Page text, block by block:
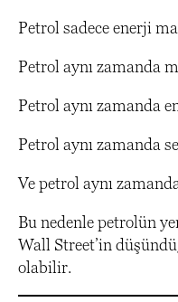
Petrol sadece enerji
Petrol aynı zamanda
Petrol aynı zamanda
Petrol aynı zamanda
Ve petrol aynı
Bu nedenle petrolün
Wall Street’in
olabilir.